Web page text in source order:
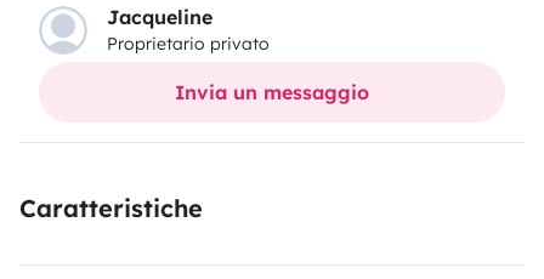
✅ Cosa include?
🚿 Doccia interna ed esterna + serbatoio acqua
🛏️ Letto ampio e confortevole (lenzuola incluse)
🔌 USB e luci LED
🧼 Kit pulizia completo
Jacqueline
Proprietario privato
Invia un messaggio
Caratteristiche